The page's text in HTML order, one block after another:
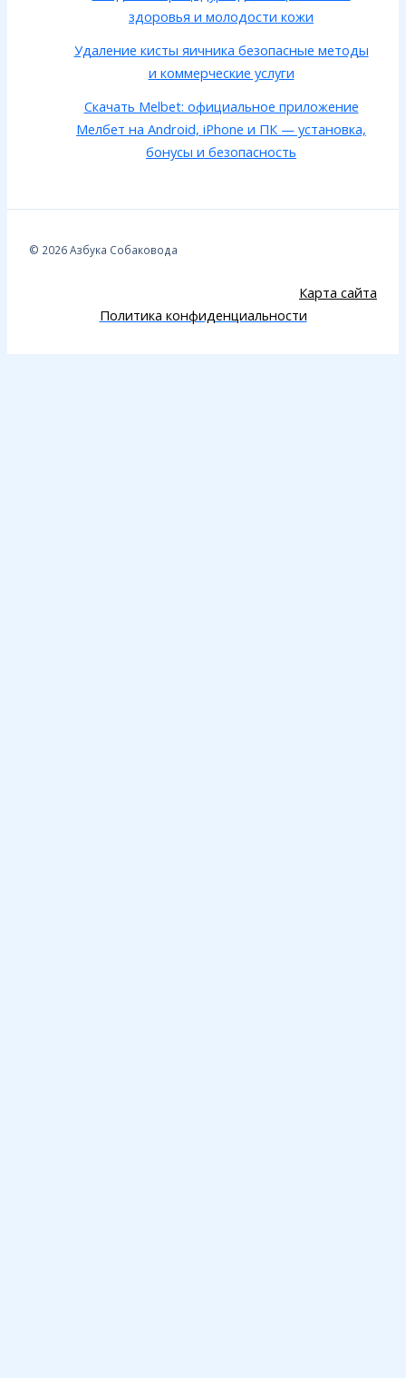
здоровья и молодости кожи
Удаление кисты яичника безопасные методы
и коммерческие услуги
Скачать Melbet: официальное приложение
Мелбет на Android, iPhone и ПК — установка,
бонусы и безопасность
© 2026 Азбука Собаковода
Карта сайта
Политика конфиденциальности